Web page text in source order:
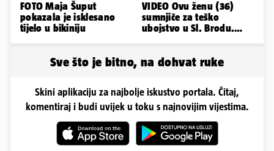
FOTO Maja Šuput
pokazala je isklesano
tijelo u bikiniju
VIDEO Ovu ženu (36)
sumnjiče za teško
ubojstvo u Sl. Brodu.
Sve što je bitno, na dohvat ruke
Skini aplikaciju za najbolje iskustvo portala. Čitaj,
komentiraj i budi uvijek u toku s najnovijim vijestima.